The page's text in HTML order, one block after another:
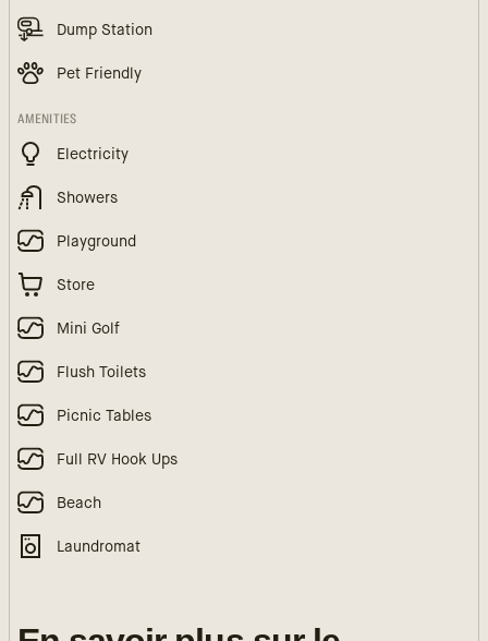
Dump Station
Pet Friendly
AMENITIES
Electricity
Showers
Playground
Store
Mini Golf
Flush Toilets
Picnic Tables
Full RV Hook Ups
Beach
Laundromat